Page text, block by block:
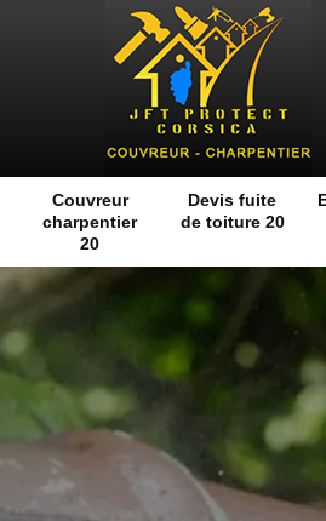
Couvreur
charpentier
20
Devis fuite
de toiture 20